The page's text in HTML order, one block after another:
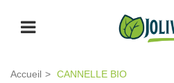
Accueil > CANNELLE BIO